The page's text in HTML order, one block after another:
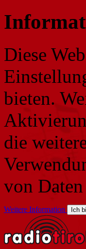
Diese
bieten.
die
von
Weitere Information Ich